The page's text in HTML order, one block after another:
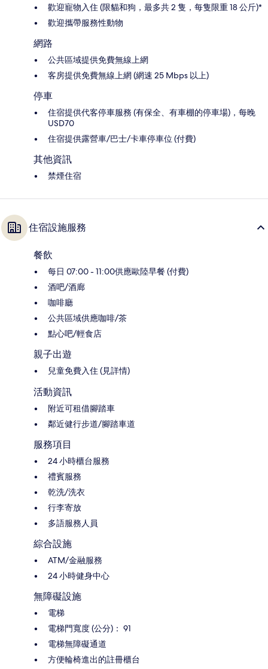
歡迎寵物入住 (限貓和狗，最多共 2 隻，每隻限重 18 公斤)*
歡迎攜帶服務性動物
網路
公共區域提供免費無線上網
客房提供免費無線上網 (網速 25 Mbps 以上)
停車
住宿提供代客停車服務 (有保全、有車棚的停車場)，每晚
USD70
住宿提供露營車/巴士/卡車停車位 (付費)
其他資訊
禁煙住宿
住宿設施服務
餐飲
每日 07:00 - 11:00供應歐陸早餐 (付費)
酒吧/酒廊
咖啡廳
公共區域供應咖啡/茶
點心吧/輕食店
親子出遊
兒童免費入住 (見詳情)
活動資訊
附近可租借腳踏車
鄰近健行步道/腳踏車道
服務項目
24 小時櫃台服務
禮賓服務
乾洗/洗衣
行李寄放
多語服務人員
綜合設施
ATM/金融服務
24 小時健身中心
無障礙設施
電梯
電梯門寬度 (公分)： 91
電梯無障礙通道
方便輪椅進出的註冊櫃台